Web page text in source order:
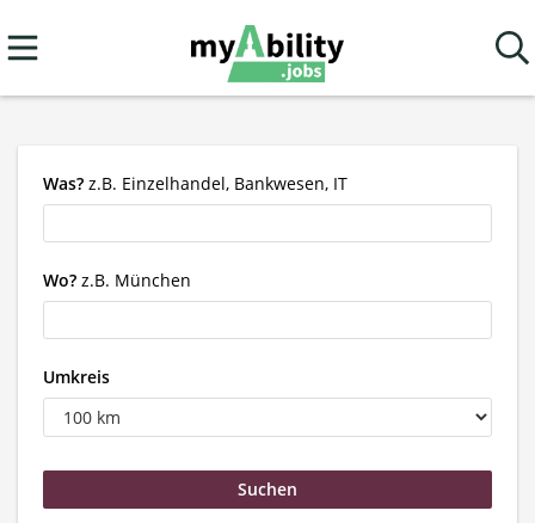
Was? z.B. Einzelhandel, Bankwesen, IT
Wo? z.B. München
Umkreis